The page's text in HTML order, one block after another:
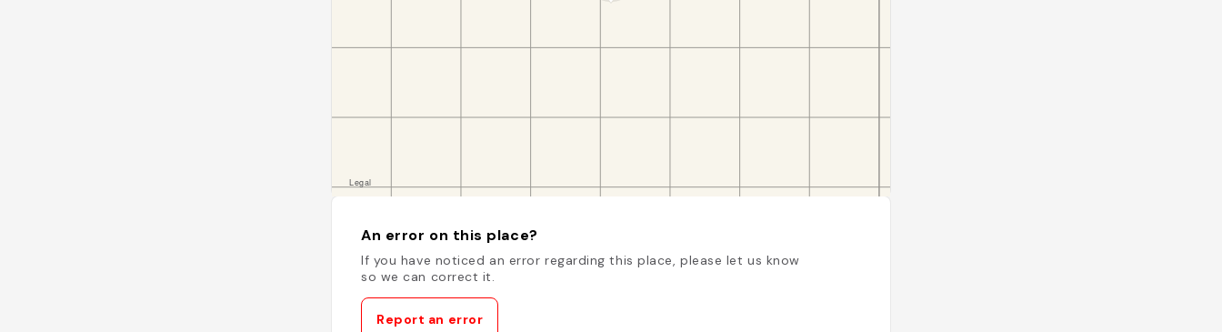
An error on this place?
If you have noticed an error regarding this place, please let us know
so we can correct it.
Report an error